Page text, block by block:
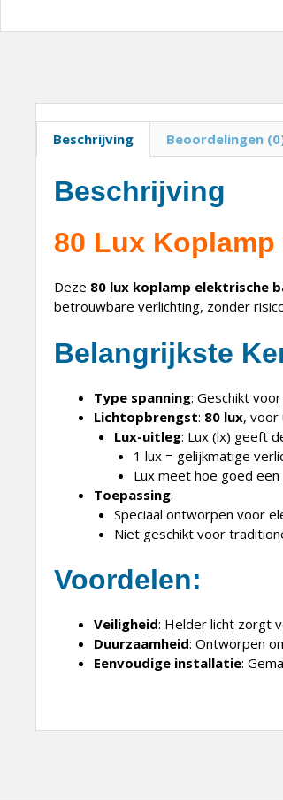
Beschrijving Beoordelingen
Beschrijving
80 Lux
Deze 80 lux koplamp elektrische
betrouwbare verlichting, zonder
Belangrijkste
Type spanning: Geschikt voor
Lichtopbrengst: 80 lux, voor
Lux-uitleg: Lux (lx) geeft
1 lux = gelijkmatige
Lux meet hoe goed
Toepassing:
Speciaal ontworpen voor
Niet geschikt voor
Voordelen:
Veiligheid: Helder licht zorgt
Duurzaamheid: Ontworpen
Eenvoudige installatie: